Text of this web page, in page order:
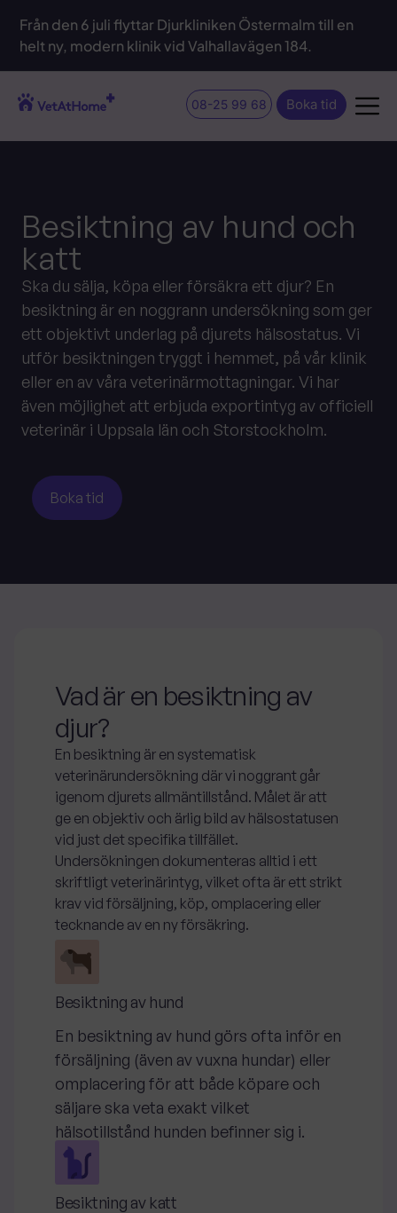
Från den 6 juli flyttar Djurkliniken Östermalm till en
helt ny, modern klinik vid Valhallavägen 184.
08-25 99 68 Boka tid
Besiktning av hund och
katt
Ska du sälja, köpa eller försäkra ett djur? En
besiktning är en noggrann undersökning som ger
ett objektivt underlag på djurets hälsostatus. Vi
utför besiktningen tryggt i hemmet, på vår klinik
eller en av våra veterinärmottagningar. Vi har
även möjlighet att erbjuda exportintyg av officiell
veterinär i Uppsala län och Storstockholm.
Boka tid
Vad är en besiktning av
djur?
En besiktning är en systematisk
veterinärundersökning där vi noggrant går
igenom djurets allmäntillstånd. Målet är att
ge en objektiv och ärlig bild av hälsostatusen
vid just det specifika tillfället.
Undersökningen dokumenteras alltid i ett
skriftligt veterinärintyg, vilket ofta är ett strikt
krav vid försäljning, köp, omplacering eller
tecknande av en ny försäkring.
Besiktning av hund
En besiktning av hund görs ofta inför en
försäljning (även av vuxna hundar) eller
omplacering för att både köpare och
säljare ska veta exakt vilket
hälsotillstånd hunden befinner sig i.
Besiktning av katt